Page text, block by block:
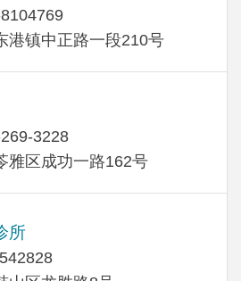
港镇中正路一段210号
3228
雅区成功一路162号
所